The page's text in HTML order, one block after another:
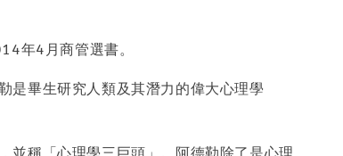
年4月商管選書。
是畢生研究人類及其潛力的偉大心理學